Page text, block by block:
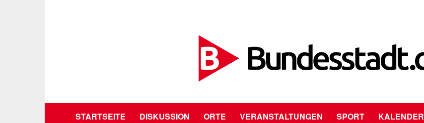
STARTSEITE DISKUSSION ORTE VERANSTALTUNGEN SPORT KALENDER